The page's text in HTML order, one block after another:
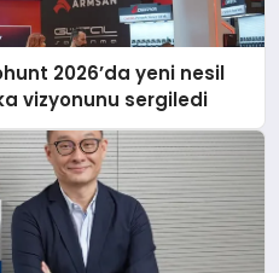
2026’da yeni nesil
vizyonunu sergiledi